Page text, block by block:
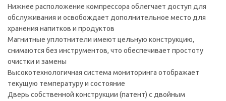
Нижнее расположение компрессора облегчает доступ для
обслуживания и освобождает дополнительное место для
хранения напитков и продуктов
Магнитные уплотнители имеют цельную конструкцию,
снимаются без инструментов, что обеспечивает простоту
очистки и замены
Высокотехнологичная система мониторинга отображает
текущую температуру и состояние
Дверь собственной конструкции (патент) с двойным